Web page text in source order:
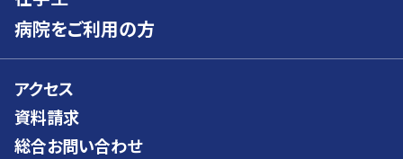
病院をご利用の方
アクセス
資料請求
総合お問い合わせ